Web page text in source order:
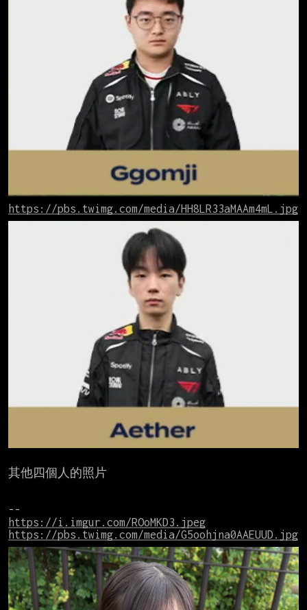
https://pbs.twimg.com/media/HH8LR33aMAAm4mL.jpg
其他四個人的照片
https://i.imgur.com/ROoMKD3.jpeg
https://pbs.twimg.com/media/G5oohjna0AAEUUD.jpg